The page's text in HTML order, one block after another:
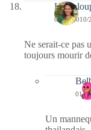
01/01/2010/
Ne serait-ce pas
toujours mourir
01/
Un